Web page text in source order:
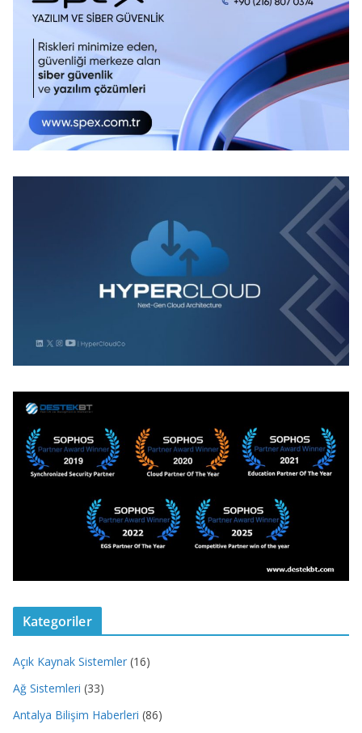
Kategoriler
Açık Kaynak Sistemler (16)
Ağ Sistemleri (33)
Antalya Bilişim Haberleri (86)